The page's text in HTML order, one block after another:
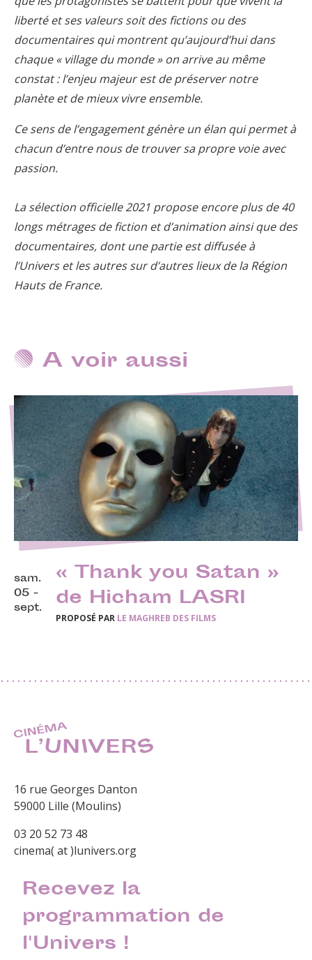
liberté et ses valeurs soit des fictions ou des
documentaires qui montrent qu’aujourd’hui dans
chaque « village du monde » on arrive au même
constat : l’enjeu majeur est de préserver notre
planète et de mieux vivre ensemble.
Ce sens de l’engagement génère un élan qui permet à
chacun d’entre nous de trouver sa propre voie avec
passion.
La sélection officielle 2021 propose encore plus de 40
longs métrages de fiction et d’animation ainsi que des
documentaires, dont une partie est diffusée à
l’Univers et les autres sur d’autres lieux de la Région
Hauts de France.
A voir aussi
sam.
05 -
sept.
« Thank you Satan »
de Hicham LASRI
PROPOSÉ PAR LE MAGHREB DES FILMS
16 rue Georges Danton
59000 Lille (Moulins)
03 20 52 73 48
cinema( at )lunivers.org
Recevez la
programmation de
l'Univers !